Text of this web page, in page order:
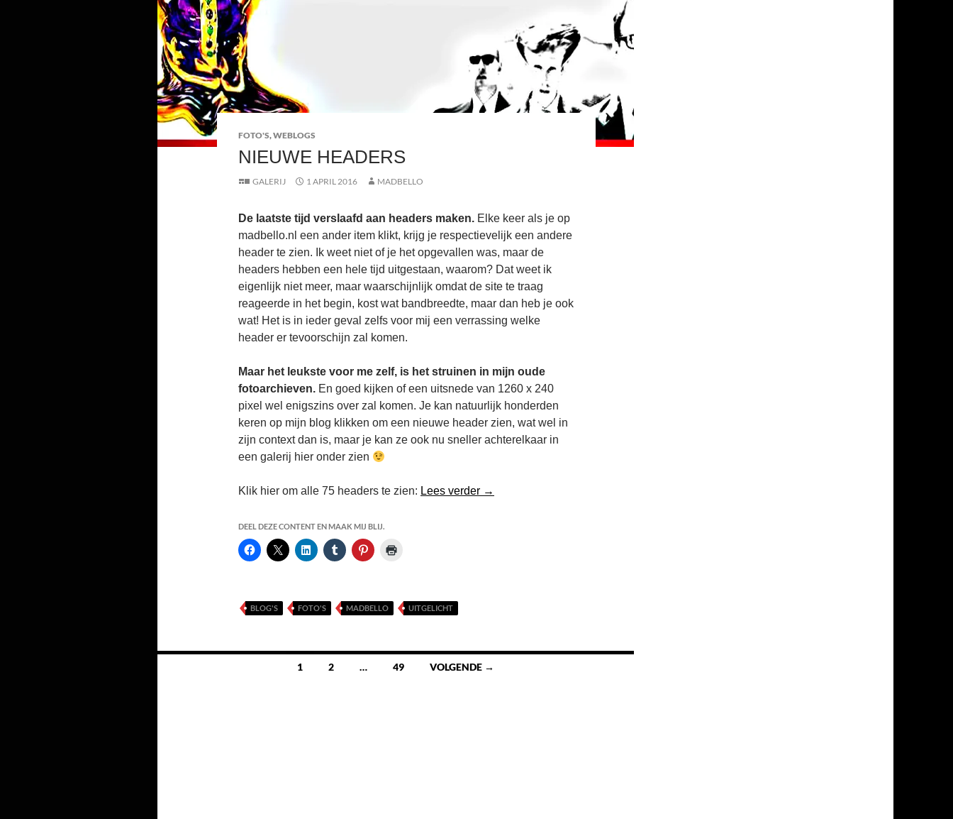
FOTO'S,WEBLOGS
NIEUWE HEADERS
GALERIJ 1 APRIL 2016 MADBELLO
De laatste tijd verslaafd aan headers maken. Elke keer als je op
madbello.nl een ander item klikt, krijg je respectievelijk een andere
header te zien. Ik weet niet of je het opgevallen was, maar de
headers hebben een hele tijd uitgestaan, waarom? Dat weet ik
eigenlijk niet meer, maar waarschijnlijk omdat de site te traag
reageerde in het begin, kost wat bandbreedte, maar dan heb je ook
wat! Het is in ieder geval zelfs voor mij een verrassing welke
header er tevoorschijn zal komen.
Maar het leukste voor me zelf, is het struinen in mijn oude
fotoarchieven. En goed kijken of een uitsnede van 1260 x 240
pixel wel enigszins over zal komen. Je kan natuurlijk honderden
keren op mijn blog klikken om een nieuwe header zien, wat wel in
zijn context dan is, maar je kan ze ook nu sneller achterelkaar in
een galerij hier onder zien
Klik hier om alle 75 headers te zien: Lees verder Nieuwe Headers
→
DEEL DEZE CONTENT EN MAAK MIJ BLIJ.
BLOG'S FOTO'S MADBELLO UITGELICHT
1 2 … 49 VOLGENDE →